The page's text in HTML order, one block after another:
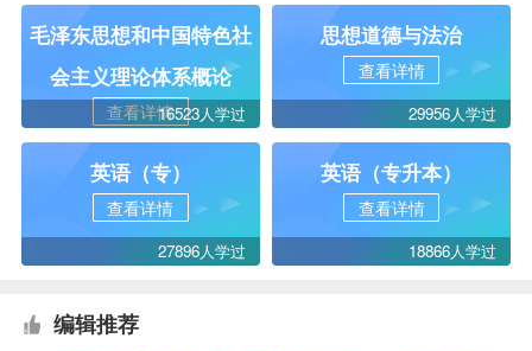
毛泽东思想和中国特色社
会主义理论体系概论
查看详情16523人学过
思想道德与法治
查看详情
29956人学过
英语（专）
查看详情
27896人学过
英语（专升本）
查看详情
18866人学过
编辑推荐